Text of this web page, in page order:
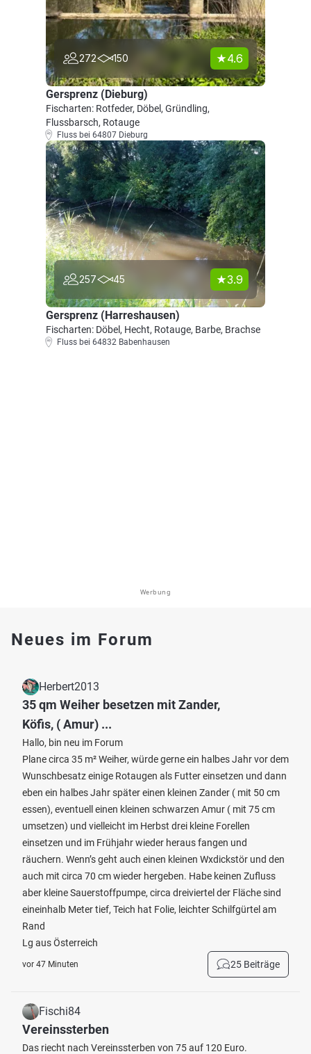
272 150 4.6
Gersprenz (Dieburg)
Fischarten: Rotfeder, Döbel, Gründling,
Flussbarsch, Rotauge
Fluss bei 64807 Dieburg
257 45 3.9
Gersprenz (Harreshausen)
Fischarten: Döbel, Hecht, Rotauge, Barbe, Brachse
Fluss bei 64832 Babenhausen
Werbung
Neues im Forum
Herbert2013
35 qm Weiher besetzen mit Zander,
Köfis, ( Amur) ...
Hallo, bin neu im Forum
Plane circa 35 m² Weiher, würde gerne ein halbes Jahr vor dem
Wunschbesatz einige Rotaugen als Futter einsetzen und dann
eben ein halbes Jahr später einen kleinen Zander ( mit 50 cm
essen), eventuell einen kleinen schwarzen Amur ( mit 75 cm
umsetzen) und vielleicht im Herbst drei kleine Forellen
einsetzen und im Frühjahr wieder heraus fangen und
räuchern. Wenn’s geht auch einen kleinen Wxdickstör und den
auch mit circa 70 cm wieder hergeben. Habe keinen Zufluss
aber kleine Sauerstoffpumpe, circa dreiviertel der Fläche sind
eineinhalb Meter tief, Teich hat Folie, leichter Schilfgürtel am
Rand
Lg aus Österreich
vor 47 Minuten 25 Beiträge
Fischi84
Vereinssterben
Das riecht nach Vereinssterben von 75 auf 120 Euro.